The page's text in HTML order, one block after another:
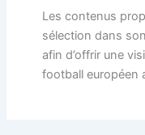
Les contenus
sélection dans
afin d’offrir une
football européen